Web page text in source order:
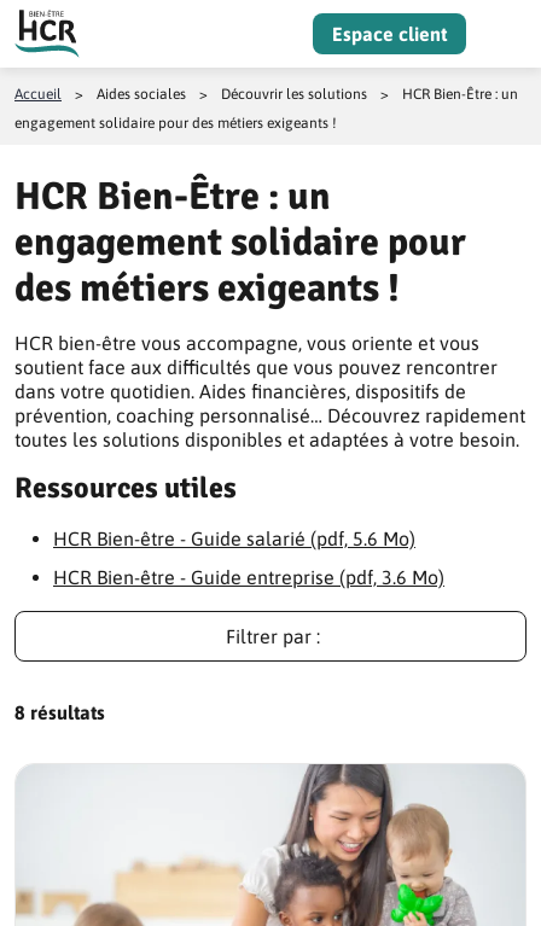
Aller au contenu
Espace client
Accueil > Aides sociales > Découvrir les solutions >
HCR Bien-Être : un
engagement solidaire pour des métiers exigeants !
HCR Bien-Être : un
engagement solidaire pour
des métiers exigeants !
HCR bien-être vous accompagne, vous oriente et vous
soutient face aux difficultés que vous pouvez rencontrer
dans votre quotidien. Aides financières, dispositifs de
prévention, coaching personnalisé… Découvrez rapidement
toutes les solutions disponibles et adaptées à votre besoin.
Ressources utiles
HCR Bien-être - Guide salarié (pdf, 5.6 Mo)
HCR Bien-être - Guide entreprise (pdf, 3.6 Mo)
Filtrer par :
8 résultats